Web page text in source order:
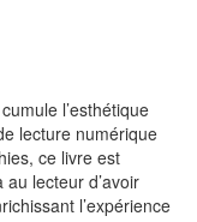
l’esthétique
lecture numérique
ce livre est
lecteur d’avoir
l’expérience